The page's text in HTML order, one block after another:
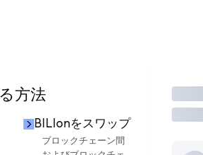
方法
BILIonをスワップ
ブロックチェーン間
取引